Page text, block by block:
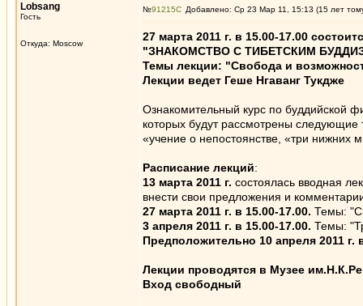
Lobsang
Гость
Откуда: Moscow
№91215 Добавлено: Ср 23 Мар 11, 15:13 (15 лет
27 марта 2011 г. в 15.00-17.00
"ЗНАКОМСТВО С ТИБЕТСКИМ
Темы лекции: "Свобода и
Лекции ведет Геше Нгаванг Тукдже
Ознакомительный курс по буддийской
которых будут рассмотрены следующие
«учение о непостоянстве, «три
Расписание лекций:
13 марта 2011 г. состоялась вводная
внести свои предложения и
27 марта 2011 г. в 15.00-17.00. Темы:
3 апреля 2011 г. в 15.00-17.00. Темы:
Предположительно 10 апреля 2011 г.
Лекции проводятся в Музее
Вход свободный